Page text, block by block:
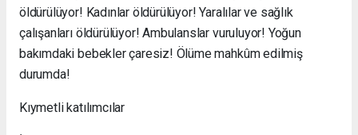
öldürülüyor! Kadınlar öldürülüyor! Yaralılar ve sağlık
çalışanları öldürülüyor! Ambulanslar vuruluyor! Yoğun
bakımdaki bebekler çaresiz! Ölüme mahkûm edilmiş
durumda!
Kıymetli katılımcılar